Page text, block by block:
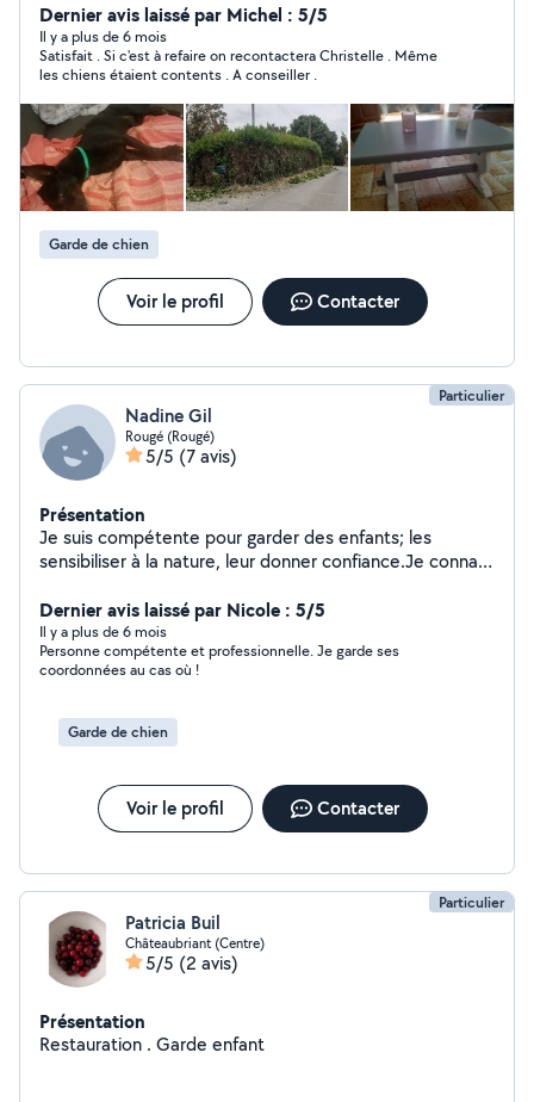
connaissances en peinture Je peux également tondre
vos pelouses, promener les chiens .. Je peux vous aider
à déménager. Et autre service.que je dois sûrement
oubliée..... Donc n'hésitez pas à me joindre. Je n indique
pas mon tarif ici Car tout dépend du boulot. Merci Je
vous attends
Dernier avis laissé par Michel : 5/5
Il y a plus de 6 mois
Satisfait . Si c'est à refaire on recontactera Christelle . Même
les chiens étaient contents . A conseiller .
Garde de chien
Voir le profil Contacter
Particulier
Nadine Gil
Rougé (Rougé)
5/5 (7 avis)
Présentation
Je suis compétente pour garder des enfants; les
sensibiliser à la nature, leur donner confiance.Je connais
dans le " savoir ecouter" au sujet de vraies relationsJe
peux garder des animaux.
Dernier avis laissé par Nicole : 5/5
Il y a plus de 6 mois
Personne compétente et professionnelle. Je garde ses
coordonnées au cas où !
Garde de chien
Voir le profil Contacter
Particulier
Patricia Buil
Châteaubriant (Centre)
5/5 (2 avis)
Présentation
Restauration . Garde enfant